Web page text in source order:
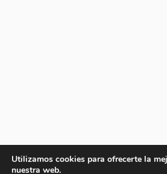
Utilizamos cookies para ofrecerte la
nuestra web.